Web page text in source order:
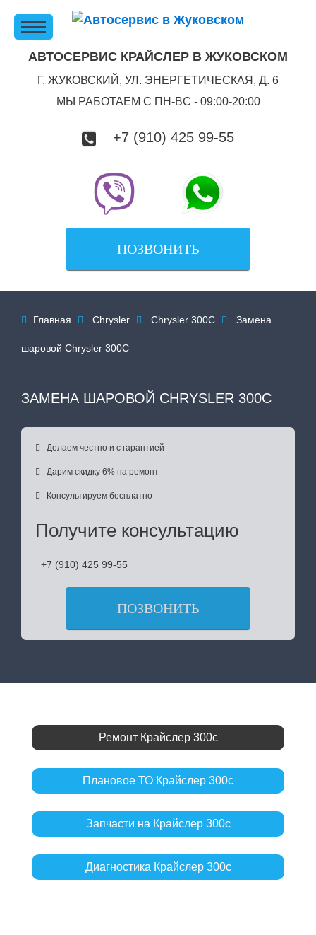
АВТОСЕРВИС КРАЙСЛЕР В ЖУКОВСКОМ
Г. ЖУКОВСКИЙ, УЛ. ЭНЕРГЕТИЧЕСКАЯ, Д. 6
МЫ РАБОТАЕМ С ПН-ВC - 09:00-20:00
+7 (910) 425 99-55
ПОЗВОНИТЬ
 Главная  Chrysler  Chrysler 300C  Замена
шаровой Chrysler 300C
ЗАМЕНА ШАРОВОЙ CHRYSLER 300C
 Делаем честно и с гарантией
 Дарим скидку 6% на ремонт
 Консультируем бесплатно
Получите консультацию
+7 (910) 425 99-55
ПОЗВОНИТЬ
Ремонт Крайслер 300с
Плановое ТО Крайслер 300с
Запчасти на Крайслер 300с
Диагностика Крайслер 300с